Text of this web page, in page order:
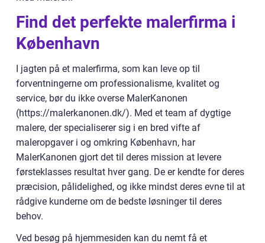
Find det perfekte malerfirma i
København
I jagten på et malerfirma, som kan leve op til
forventningerne om professionalisme, kvalitet og
service, bør du ikke overse MalerKanonen
(https://malerkanonen.dk/). Med et team af dygtige
malere, der specialiserer sig i en bred vifte af
maleropgaver i og omkring København, har
MalerKanonen gjort det til deres mission at levere
førsteklasses resultat hver gang. De er kendte for deres
præcision, pålidelighed, og ikke mindst deres evne til at
rådgive kunderne om de bedste løsninger til deres
behov.
Ved besøg på hjemmesiden kan du nemt få et